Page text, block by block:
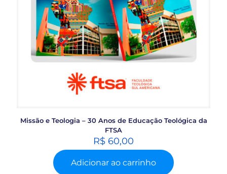
Missão e Teologia – 30 Anos de Educação Teológica da
FTSA
R$ 60,00
Adicionar ao carrinho